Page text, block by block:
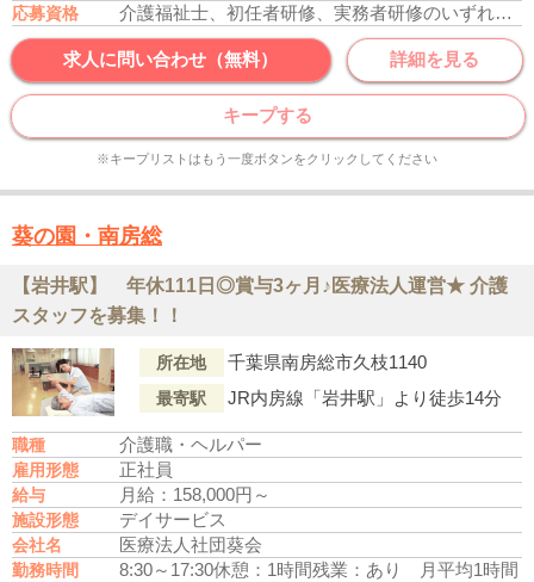
応募資格 介護福祉士、初任者研修、実務者研修のいずれかの資格をお持ちの方
求人に問い合わせ（無料） 詳細を見る
キープする
※キープリストはもう一度ボタンをクリックしてください
葵の園・南房総
【岩井駅】 年休111日◎賞与3ヶ月♪医療法人運営★ 介護
スタッフを募集！！
所在地 千葉県南房総市久枝1140
最寄駅 JR内房線「岩井駅」より徒歩14分
職種 介護職・ヘルパー
雇用形態 正社員
給与 月給：158,000円～
施設形態 デイサービス
会社名 医療法人社団葵会
勤務時間 8:30～17:30休憩：1時間残業：あり 月平均1時間